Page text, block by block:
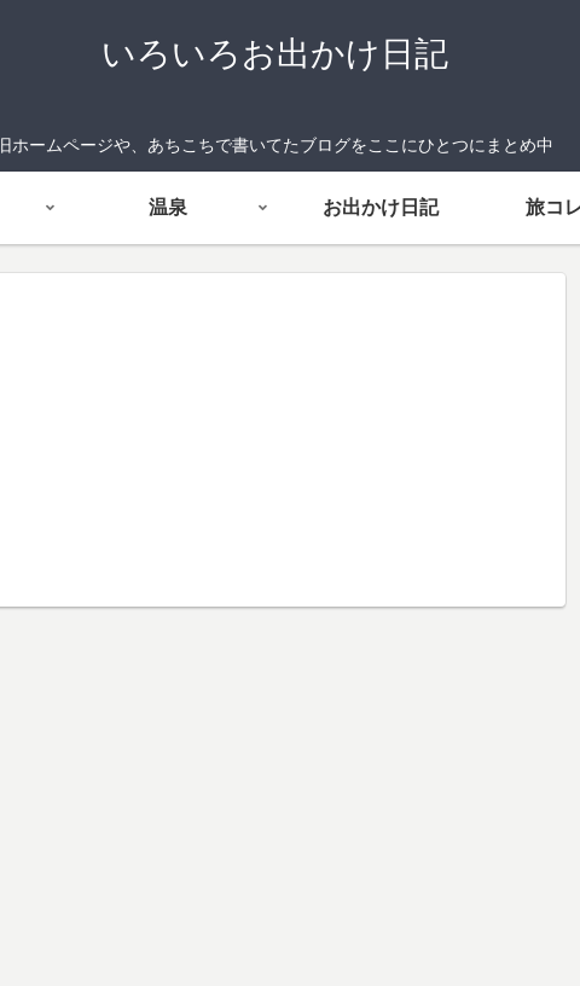
いろいろお出かけ日記
旧ホームページや、あちこちで書いてたブログをここにひとつにまとめ中
温泉 お出かけ日記 旅コ